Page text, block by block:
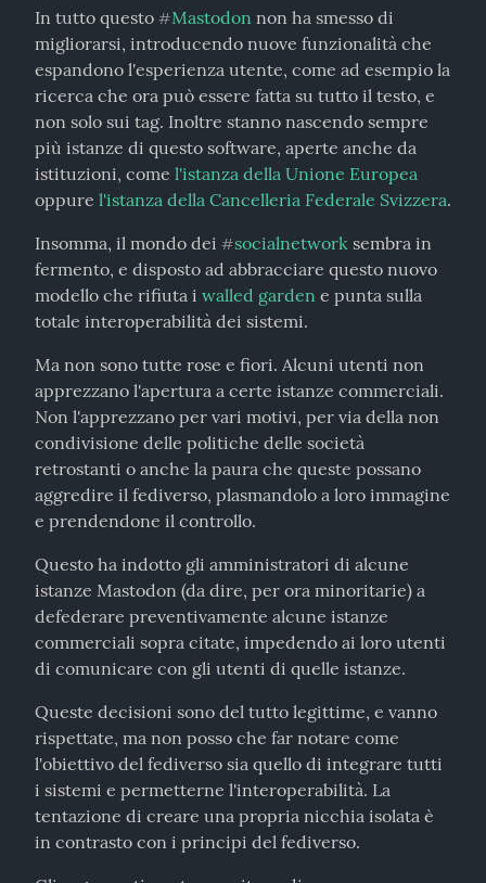
In tutto questo #Mastodon non ha smesso di
migliorarsi, introducendo nuove funzionalità che
espandono l'esperienza utente, come ad esempio la
ricerca che ora può essere fatta su tutto il testo, e
non solo sui tag. Inoltre stanno nascendo sempre
più istanze di questo software, aperte anche da
istituzioni, come l'istanza della Unione Europea
oppure l'istanza della Cancelleria Federale Svizzera.
Insomma, il mondo dei #socialnetwork sembra in
fermento, e disposto ad abbracciare questo nuovo
modello che rifiuta i walled garden e punta sulla
totale interoperabilità dei sistemi.
Ma non sono tutte rose e fiori. Alcuni utenti non
apprezzano l'apertura a certe istanze commerciali.
Non l'apprezzano per vari motivi, per via della non
condivisione delle politiche delle società
retrostanti o anche la paura che queste possano
aggredire il fediverso, plasmandolo a loro immagine
e prendendone il controllo.
Questo ha indotto gli amministratori di alcune
istanze Mastodon (da dire, per ora minoritarie) a
defederare preventivamente alcune istanze
commerciali sopra citate, impedendo ai loro utenti
di comunicare con gli utenti di quelle istanze.
Queste decisioni sono del tutto legittime, e vanno
rispettate, ma non posso che far notare come
l'obiettivo del fediverso sia quello di integrare tutti
i sistemi e permetterne l'interoperabilità. La
tentazione di creare una propria nicchia isolata è
in contrasto con i principi del fediverso.